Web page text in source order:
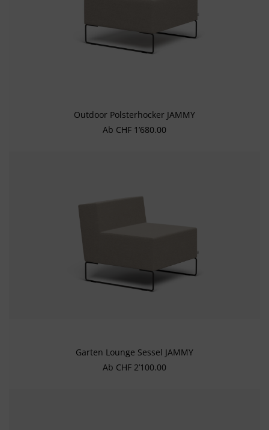
Outdoor Polsterhocker JAMMY
Regulärer Preis:
Ab CHF 1’680.00
Garten Lounge Sessel JAMMY
Regulärer Preis:
Ab CHF 2’100.00